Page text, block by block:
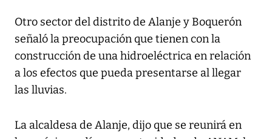
Otro sector del distrito de Alanje y Boquerón
señaló la preocupación que tienen con la
construcción de una hidroeléctrica en relación
a los efectos que pueda presentarse al llegar
las lluvias.
La alcaldesa de Alanje, dijo que se reunirá en